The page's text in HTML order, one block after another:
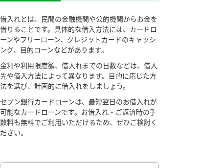
借入れとは、民間の金融機関や公的機関からお金を
借りることです。具体的な借入方法には、カードロ
ーンやフリーローン、クレジットカードのキャッシ
ング、目的ローンなどがあります。
金利や利用限度額、借入れまでの日数などは、借入
先や借入方法によって異なります。目的に応じた方
法を選び、計画的に借入れをしましょう。
セブン銀行カードローンは、最短翌日のお借入れが
可能なカードローンです。お借入れ・ご返済時の手
数料も無料でご利用いただけるため、ぜひご検討く
ださい。